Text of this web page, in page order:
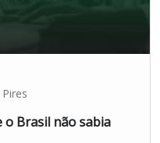
o Brasil não sabia